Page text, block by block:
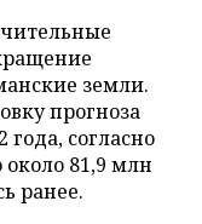
земли.
прогноза
согласно
81,9 млн
ранее.